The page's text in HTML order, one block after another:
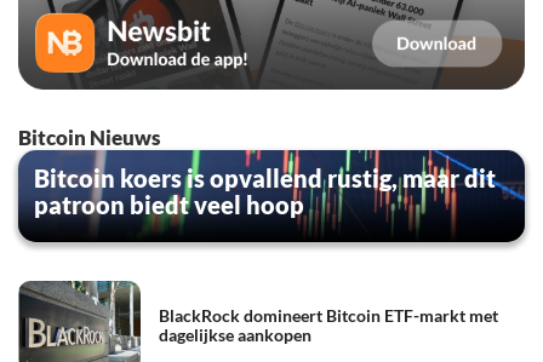
Bitcoin Nieuws
Bitcoin koers is opvallend rustig, maar dit
patroon biedt veel hoop
BlackRock domineert Bitcoin ETF-markt met
dagelijkse aankopen